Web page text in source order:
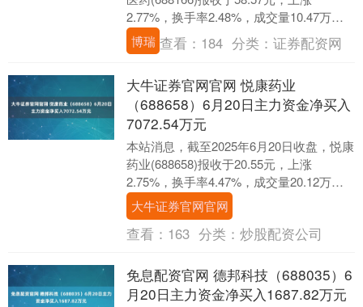
2.77%，换手率2.48%，成交量10.47万
手，成交额6.05亿元。....
博瑞 查看： 184 分类：证券配资网
大牛证券官网官网 悦康药业
（688658）6月20日主力资金净买入
7072.54万元
本站消息，截至2025年6月20日收盘，悦康
药业(688658)报收于20.55元，上涨
2.75%，换手率4.47%，成交量20.12万
手，成交额4.13亿元。....
大牛证券官网官网
查看： 163 分类： 炒股配资公司
免息配资官网 德邦科技（688035）6
月20日主力资金净买入1687.82万元